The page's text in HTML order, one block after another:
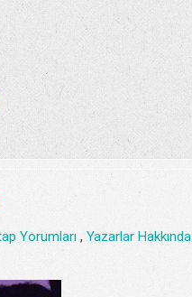
Yorumları , Yazarlar Hakkında